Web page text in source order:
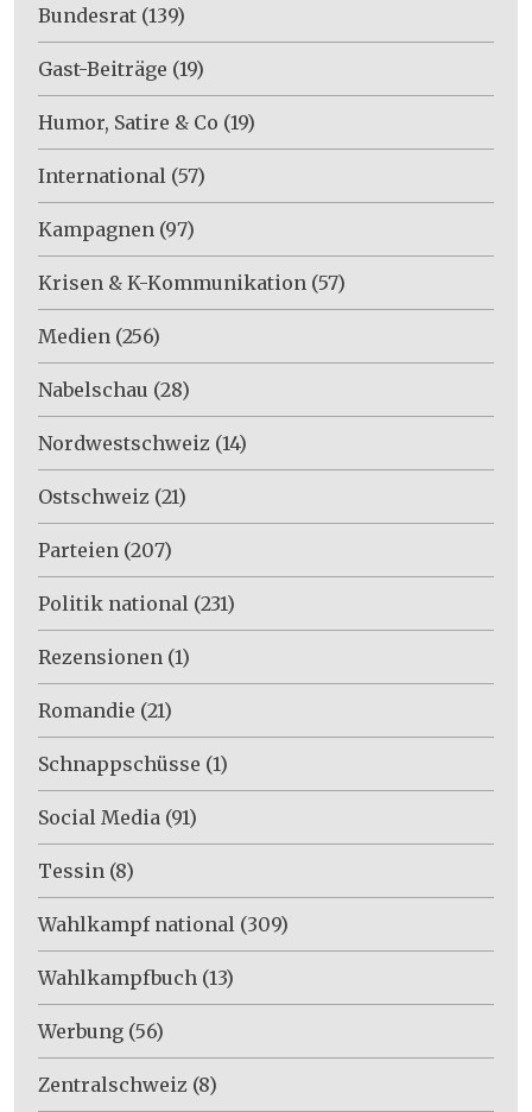
Bundesrat (139)
Gast-Beiträge (19)
Humor, Satire & Co (19)
International (57)
Kampagnen (97)
Krisen & K-Kommunikation (57)
Medien (256)
Nabelschau (28)
Nordwestschweiz (14)
Ostschweiz (21)
Parteien (207)
Politik national (231)
Rezensionen (1)
Romandie (21)
Schnappschüsse (1)
Social Media (91)
Tessin (8)
Wahlkampf national (309)
Wahlkampfbuch (13)
Werbung (56)
Zentralschweiz (8)